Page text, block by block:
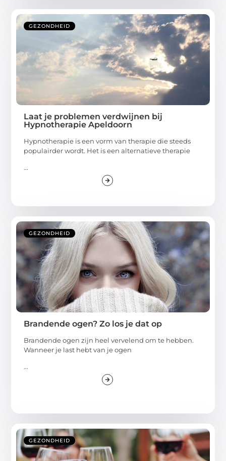
GEZONDHEID
Laat je problemen verdwijnen bij
Hypnotherapie Apeldoorn
Hypnotherapie is een vorm van therapie die steeds
populairder wordt. Het is een alternatieve therapie
...
GEZONDHEID
Brandende ogen? Zo los je dat op
Brandende ogen zijn heel vervelend om te hebben.
Wanneer je last hebt van je ogen
...
GEZONDHEID